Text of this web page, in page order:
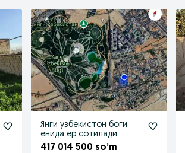
Янги узбекистон боги
енида ер сотилади
417 014 500 so’m